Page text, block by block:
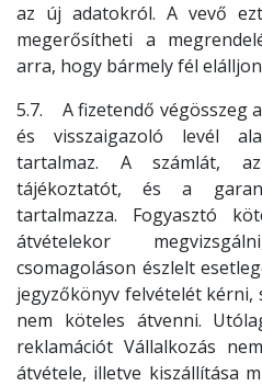
az új adatokról. A vevő
megerősítheti a
arra, hogy bármely fél
5.7. A fizetendő végösszeg
és visszaigazoló levél
tartalmaz. A számlát,
tájékoztatót, és a
tartalmazza. Fogyasztó
átvételekor
csomagoláson észlelt
jegyzőkönyv felvételét
nem köteles átvenni.
reklamációt Vállalkozás
átvétele, illetve kiszállítása